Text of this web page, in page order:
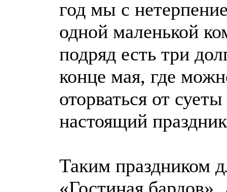
год мы с
одной маленькой
подряд есть три
конце мая, где
оторваться от
настоящий
Таким праздником